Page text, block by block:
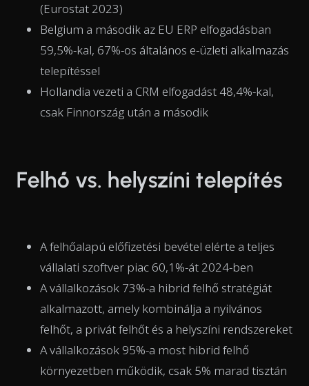
(Eurostat 2023)
Belgium a második az EU ERP elfogadásban
59,5%-kal, 67%-os általános e-üzleti alkalmazás
telepítéssel
Hollandia vezeti a CRM elfogadást 48,4%-kal,
csak Finnország után a második
Felhő vs. helyszíni telepítés
A felhőalapú előfizetési bevétel elérte a teljes
vállalati szoftver piac 60,1%-át 2024-ben
A vállalkozások 73%-a hibrid felhő stratégiát
alkalmazott, amely kombinálja a nyilvános
felhőt, a privát felhőt és a helyszíni rendszereket
A vállalkozások 95%-a most hibrid felhő
környezetben működik, csak 5% marad tisztán